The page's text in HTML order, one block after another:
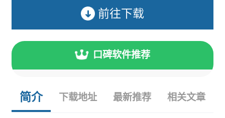
前往下载
口碑软件推荐
简介 下载地址 最新推荐 相关文章